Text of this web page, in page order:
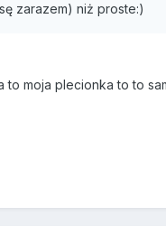
zarazem) niż proste:)
moja plecionka to to